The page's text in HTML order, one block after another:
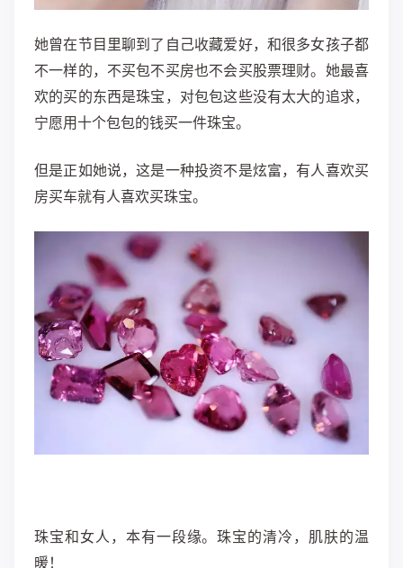
她曾在节目里聊到了自己收藏爱好，和很多女孩子都
不一样的，不买包不买房也不会买股票理财。她最喜
欢的买的东西是珠宝，对包包这些没有太大的追求，
宁愿用十个包包的钱买一件珠宝。
但是正如她说，这是一种投资不是炫富，有人喜欢买
房买车就有人喜欢买珠宝。
珠宝和女人，本有一段缘。珠宝的清冷，肌肤的温
暖！